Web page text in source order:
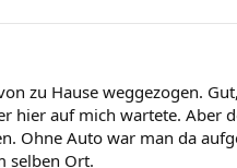
zu Hause weggezogen.
hier auf mich wartete. Aber
Ohne Auto war man da
selben Ort.